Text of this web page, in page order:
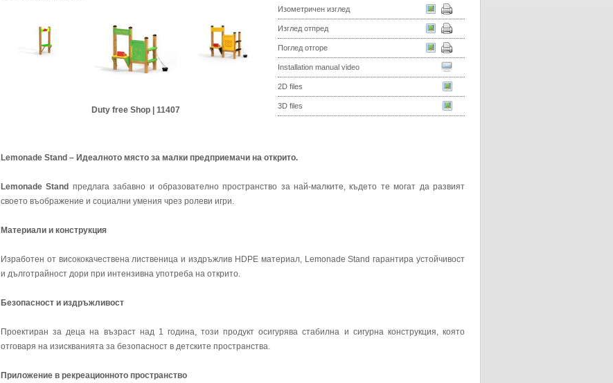
Duty free Shop | 11407
Изометричен изглед
Изглед отпред
Поглед отгоре
Installation manual video
2D files
3D files
Lemonade Stand – Идеалното място за малки предприемачи на открито.
Lemonade Stand предлага забавно и образователно пространство за най-малките, където те могат да развият
своето въображение и социални умения чрез ролеви игри.
Материали и конструкция
Изработен от висококачествена лиственица и издръжлив HDPE материал, Lemonade Stand гарантира устойчивост
и дълготрайност дори при интензивна употреба на открито.
Безопасност и издръжливост
Проектиран за деца на възраст над 1 година, този продукт осигурява стабилна и сигурна конструкция, която
отговаря на изискванията за безопасност в детските пространства.
Приложение в рекреационното пространство